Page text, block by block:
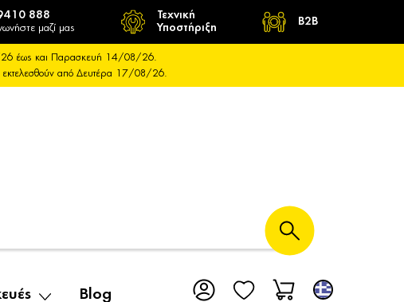
888
μαζί μας
Τεχνική
Υποστήριξη
B2B
26 έως και Παρασκευή 14/08/26.
από Δευτέρα 17/08/26.
Blog